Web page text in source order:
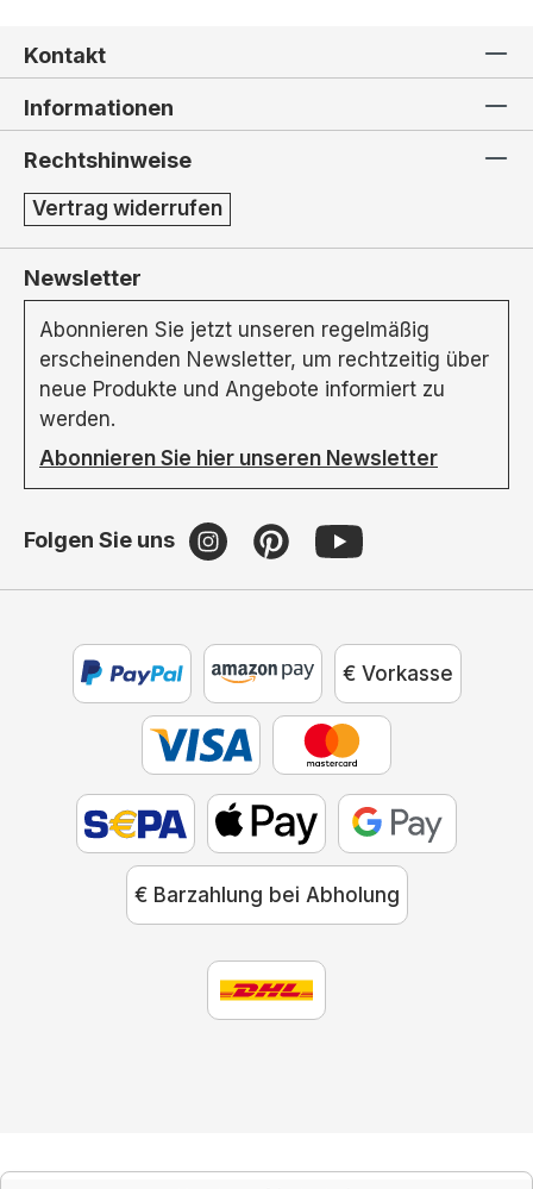
Kontakt
Informationen
Rechtshinweise
Vertrag widerrufen
Newsletter
Abonnieren Sie jetzt unseren regelmäßig
erscheinenden Newsletter, um rechtzeitig über
neue Produkte und Angebote informiert zu
werden.
Abonnieren Sie hier unseren Newsletter
Folgen Sie uns
€ Vorkasse
€ Barzahlung bei Abholung